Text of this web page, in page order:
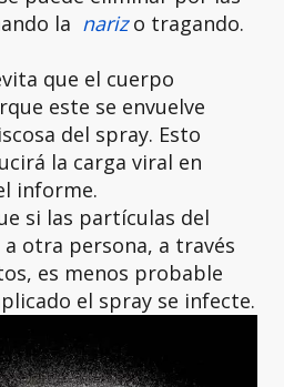
la narizo tragando.
que el cuerpo
este se envuelve
del spray. Esto
la carga viral en
informe.
si las partículas del
otra persona, a través
es menos probable
el spray se infecte.